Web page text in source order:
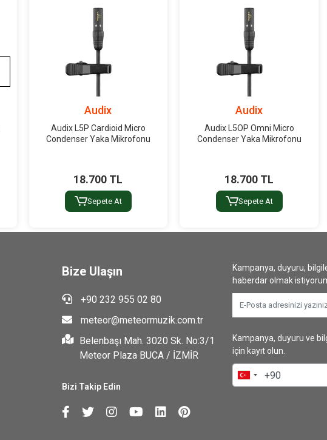
Audix
Audix L5P Cardioid Micro
Condenser Yaka Mikrofonu
18.700 TL
Sepete At
Audix
Audix L5OP Omni Micro
Condenser Yaka Mikrofonu
18.700 TL
Sepete At
Bize Ulaşın
+90 232 955 02 80
meteor@meteormuzik.com.tr
Belenbaşı Mah. 3020 Sk. No:3/1
Meteor Plaza BUCA / İZMİR
Bizi Takip Edin
Kampanya, duyuru,
haberdar olmak
Kampanya, duyuru ve
için kayıt olun.